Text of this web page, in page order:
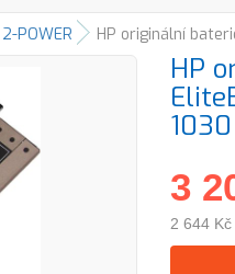
2-POWER HP originální
HP
3
2 644